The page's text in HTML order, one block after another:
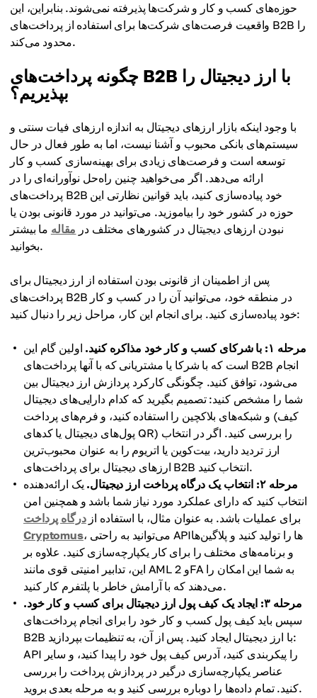
حوزه‌های کسب و کار و شرکت‌ها پذیرفته نمی‌شوند. بنابراین، این
واقعیت فرصت‌های شرکت‌ها برای استفاده از پرداخت‌های B2B را
محدود می‌کند.
چگونه پرداخت‌های B2B با ارز دیجیتال را
بپذیریم؟
با وجود اینکه بازار ارزهای دیجیتال به اندازه ارزهای فیات سنتی و
سیستم‌های بانکی محبوب و آشنا نیست، اما به طور فعال در حال
توسعه است و فرصت‌های زیادی برای بهینه‌سازی کسب و کار
ارائه می‌دهد. اگر می‌خواهید چنین راه‌حل نوآورانه‌ای را در
پرداخت‌های B2B خود پیاده‌سازی کنید، باید قوانین نظارتی این
حوزه در کشور خود را بیاموزید. می‌توانید در مورد قانونی بودن یا
نبودن ارزهای دیجیتال در کشورهای مختلف در مقاله ما بیشتر
بخوانید.
پس از اطمینان از قانونی بودن استفاده از ارز دیجیتال برای
پرداخت‌های B2B در منطقه خود، می‌توانید آن را در کسب و کار
خود پیاده‌سازی کنید. برای انجام این کار، مراحل زیر را دنبال کنید:
مرحله ۱: با شرکای کسب و کار خود مذاکره کنید.
اولین گام این
است که با شرکا یا مشتریانی که با آنها پرداخت‌های B2B انجام
می‌شود، توافق کنید. چگونگی کارکرد پردازش ارز دیجیتال بین
شما را مشخص کنید: تصمیم بگیرید که کدام دارایی‌های دیجیتال
و شبکه‌های بلاکچین را استفاده کنید، و فرم‌های پرداخت (کیف
پول‌های دیجیتال یا کدهای QR) را بررسی کنید. اگر در انتخاب
ارز تردید دارید، بیت‌کوین یا اتریوم را به عنوان محبوب‌ترین
ارزهای دیجیتال برای پرداخت‌های B2B انتخاب کنید.
مرحله ۲: انتخاب یک درگاه پرداخت ارز دیجیتال.
یک ارائه‌دهنده
انتخاب کنید که دارای عملکرد مورد نیاز شما باشد و همچنین امن
برای عملیات باشد. به عنوان مثال، با استفاده ازدرگاه پرداخت
Cryptomus، می‌توانید به راحتی API‌ها را تولید کنید و پلاگین‌ها
و برنامه‌های مختلف را برای کار یکپارچه‌سازی کنید. علاوه بر
این، تدابیر امنیتی قوی مانند AML و 2FA به شما این امکان را
می‌دهند که با آرامش خاطر با پلتفرم کار کنید.
مرحله ۳: ایجاد یک کیف پول ارز دیجیتال برای کسب و کار خود.
سپس باید کیف پول کسب و کار خود را برای انجام پرداخت‌های
B2B با ارز دیجیتال ایجاد کنید. پس از آن، به تنظیمات بپردازید:
API را پیکربندی کنید، آدرس کیف پول خود را پیدا کنید، و سایر
عناصر یکپارچه‌سازی درگیر در پردازش پرداخت را بررسی
کنید. تمام داده‌ها را دوباره بررسی کنید و به مرحله بعدی بروید.